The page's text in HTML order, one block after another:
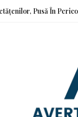
Pusă În